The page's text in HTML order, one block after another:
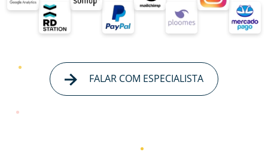
FALAR COM ESPECIALISTA